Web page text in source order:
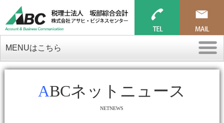
MENUはこちら
ABCネットニュース
NETNEWS